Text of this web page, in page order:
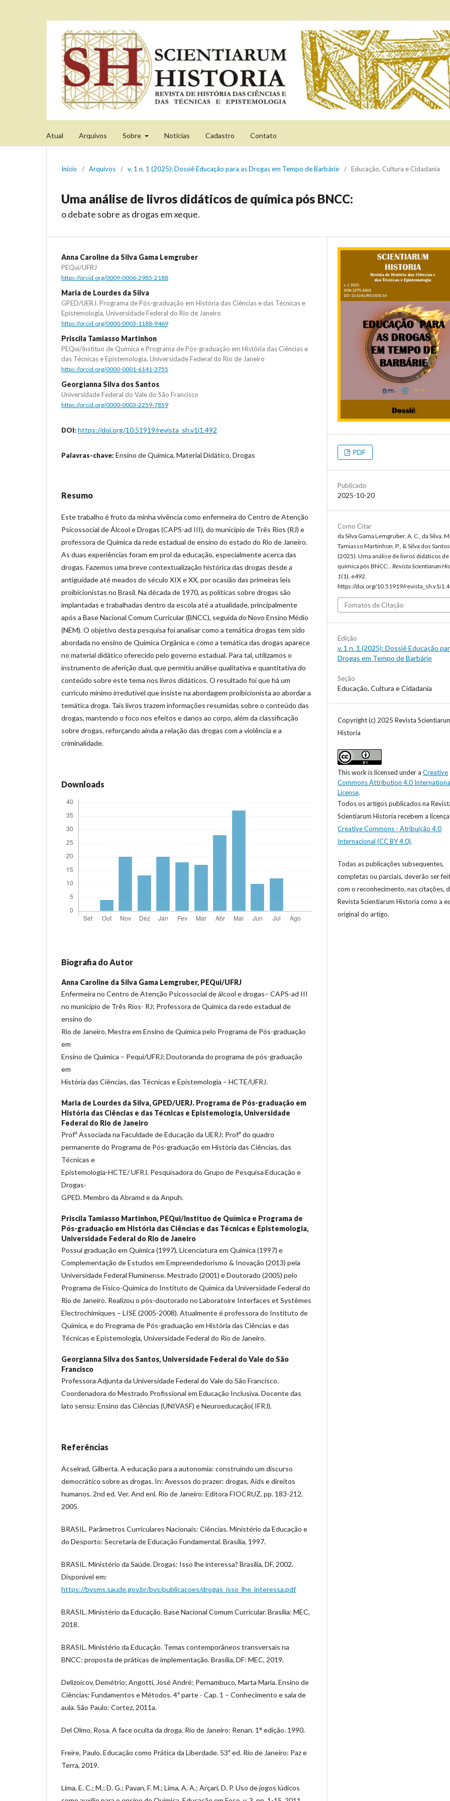
Atual Arquivos Sobre Notícias Cadastro Contato
Início / Arquivos / v. 1 n. 1 (2025): Dossiê Educação para as Drogas em Tempo de Barbárie / Educação, Cultura e Cidadania
Uma análise de livros didáticos de química pós BNCC:
o debate sobre as drogas em xeque.
Anna Caroline da Silva Gama Lemgruber
PEQui/UFRJ
https://orcid.org/0009-0006-2985-2188
Maria de Lourdes da Silva
GPED/UERJ. Programa de Pós-graduação em História das Ciências e das Técnicas e
Epistemologia, Universidade Federal do Rio de Janeiro
https://orcid.org/0000-0003-1188-9469
Priscila Tamiasso Martinhon
PEQui/Instituo de Química e Programa de Pós-graduação em História das Ciências e
das Técnicas e Epistemologia, Universidade Federal do Rio de Janeiro
https://orcid.org/0000-0001-6141-3755
Georgianna Silva dos Santos
Universidade Federal do Vale do São Francisco
https://orcid.org/0000-0003-2259-7859
DOI: https://doi.org/10.51919/revista_sh.v1i1.492
Palavras-chave: Ensino de Química, Material Didático, Drogas
Resumo
Este trabalho é fruto da minha vivência como enfermeira do Centro de Atenção
Psicossocial de Álcool e Drogas (CAPS-ad III), do município de Três Rios (RJ) e
professora de Química da rede estadual de ensino do estado do Rio de Janeiro.
As duas experiências foram em prol da educação, especialmente acerca das
drogas. Fazemos uma breve contextualização histórica das drogas desde a
antiguidade até meados do século XIX e XX, por ocasião das primeiras leis
proibicionistas no Brasil. Na década de 1970, as políticas sobre drogas são
implantadas e trabalhadas dentro da escola até a atualidade, principalmente
após a Base Nacional Comum Curricular (BNCC), seguida do Novo Ensino Médio
(NEM). O objetivo desta pesquisa foi analisar como a temática drogas tem sido
abordada no ensino de Química Orgânica e como a temática das drogas aparece
no material didático oferecido pelo governo estadual. Para tal, utilizamos o
instrumento de aferição dual, que permitiu análise qualitativa e quantitativa do
conteúdo sobre este tema nos livros didáticos. O resultado foi que há um
currículo mínimo irredutível que insiste na abordagem proibicionista ao abordar a
temática droga. Tais livros trazem informações resumidas sobre o conteúdo das
drogas, mantendo o foco nos efeitos e danos ao corpo, além da classificação
sobre drogas, reforçando ainda a relação das drogas com a violência e a
criminalidade.
Downloads
Biografia do Autor
Anna Caroline da Silva Gama Lemgruber, PEQui/UFRJ
Enfermeira no Centro de Atenção Psicossocial de álcool e drogas– CAPS-ad III
no município de Três Rios- RJ; Professora de Química da rede estadual de
ensino do
Rio de Janeiro. Mestra em Ensino de Química pelo Programa de Pós-graduação
em
Ensino de Química – Pequi/UFRJ; Doutoranda do programa de pós-graduação
em
História das Ciências, das Técnicas e Epistemologia – HCTE/UFRJ.
Maria de Lourdes da Silva, GPED/UERJ. Programa de Pós-graduação em
História das Ciências e das Técnicas e Epistemologia, Universidade
Federal do Rio de Janeiro
Profª Associada na Faculdade de Educação da UERJ; Profª do quadro
permanente do Programa de Pós-graduação em História das Ciências, das
Técnicas e
Epistemologia-HCTE/ UFRJ. Pesquisadora do Grupo de Pesquisa Educação e
Drogas-
GPED. Membro da Abramd e da Anpuh.
Priscila Tamiasso Martinhon, PEQui/Instituo de Química e Programa de
Pós-graduação em História das Ciências e das Técnicas e Epistemologia,
Universidade Federal do Rio de Janeiro
Possui graduação em Química (1997), Licenciatura em Química (1997) e
Complementação de Estudos em Empreendedorismo & Inovação (2013) pela
Universidade Federal Fluminense. Mestrado (2001) e Doutorado (2005) pelo
Programa de Físico-Química do Instituto de Química da Universidade Federal do
Rio de Janeiro. Realizou o pós-doutorado no Laboratoire Interfaces et Systèmes
Electrochimiques – LISE (2005-2008). Atualmente é professora do Instituto de
Química, e do Programa de Pós-graduação em História das Ciências e das
Técnicas e Epistemologia, Universidade Federal do Rio de Janeiro.
Georgianna Silva dos Santos, Universidade Federal do Vale do São
Francisco
Professora Adjunta da Universidade Federal do Vale do São Francisco.
Coordenadora do Mestrado Profissional em Educação Inclusiva. Docente das
lato sensu: Ensino das Ciências (UNIVASF) e Neuroeducação( IFRJ).
Referências
Acselrad, Gilberta. A educação para a autonomia: construindo um discurso
democrático sobre as drogas. In: Avessos do prazer: drogas, Aids e direitos
humanos. 2nd ed. Ver. And enl. Rio de Janeiro: Editora FIOCRUZ, pp. 183-212,
2005.
BRASIL. Parâmetros Curriculares Nacionais: Ciências. Ministério da Educação e
do Desporto: Secretaria de Educação Fundamental. Brasília, 1997.
BRASIL. Ministério da Saúde. Drogas: Isso lhe interessa? Brasília, DF, 2002.
Disponível em:
https://bvsms.saude.gov.br/bvs/publicacoes/drogas_isso_lhe_interessa.pdf
BRASIL. Ministério da Educação. Base Nacional Comum Curricular. Brasília: MEC,
2018.
BRASIL. Ministério da Educação. Temas contemporâneos transversais na
BNCC: proposta de práticas de implementação. Brasília, DF: MEC, 2019.
Delizoicov, Demétrio; Angotti, José André; Pernambuco, Marta Maria. Ensino de
Ciências: Fundamentos e Métodos. 4ª parte - Cap. 1 – Conhecimento e sala de
aula. São Paulo: Cortez, 2011a.
Del Olmo, Rosa. A face oculta da droga. Rio de Janeiro: Renan. 1° edição. 1990.
Freire, Paulo. Educação como Prática da Liberdade. 53ª ed. Rio de Janeiro: Paz e
Terra, 2019.
Lima, E. C.; M.; D. G.; Pavan, F. M.; Lima, A. A.; Arçari, D. P. Uso de jogos lúdicos
PDF
Publicado
2025-10-20
Como Citar
da Silva Gama Lemgruber, A. C., da Silva, M.
Tamiasso Martinhon, P., & Silva dos
(2025). Uma análise de livros didáticos de
química pós BNCC: . Revista Scientiarum
1(1), e492.
https://doi.org/10.51919/
Fomatos de Citação
Edição
v. 1 n. 1 (2025): Dossiê Educação
Drogas em Tempo de Barbárie
Seção
Educação, Cultura e Cidadania
Copyright (c) 2025 Revista
Historia
This work is licensed under a Creative
Commons Attribution 4.0
License.
Todos os artigos publicados na
Scientiarum Historia recebem a licença
Creative Commons - Atribuição 4.0
Internacional (CC BY 4.0).
Todas as publicações subsequentes,
completas ou parciais, deverão ser
com o reconhecimento, nas citações,
Revista Scientiarum Historia como a
original do artigo.